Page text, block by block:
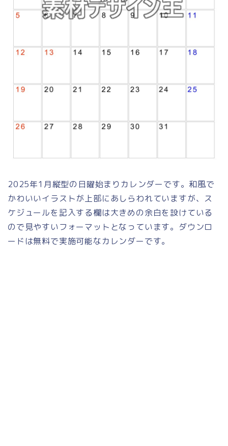
2025年1月縦型の日曜始まりカレンダーです。和風で
かわいいイラストが上部にあしらわれていますが、ス
ケジュールを記入する欄は大きめの余白を設けている
ので見やすいフォーマットとなっています。ダウンロ
ードは無料で実施可能なカレンダーです。